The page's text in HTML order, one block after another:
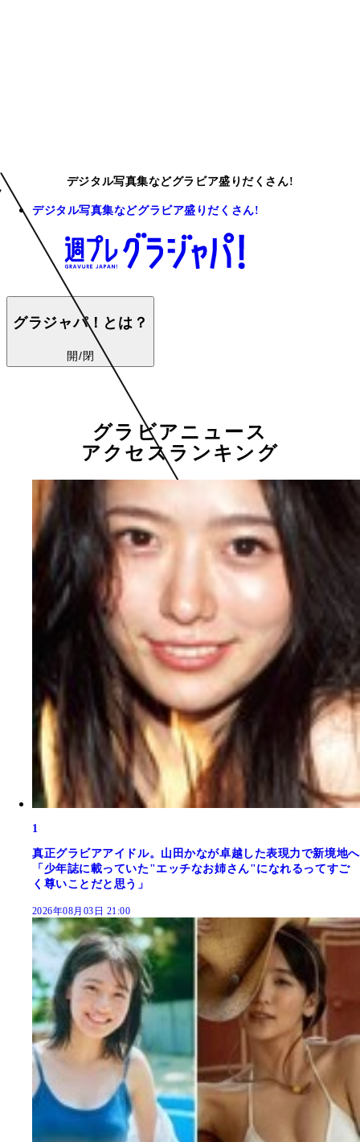
デジタル写真集などグラビア盛りだくさん!
デジタル写真集などグラビア盛りだくさん!
グラジャパ！とは？
開/閉
グラビアニュース
アクセスランキング
1
真正グラビアアイドル。山田かなが卓越した表現力で新境地へ
「少年誌に載っていた"エッチなお姉さん"になれるってすご
く尊いことだと思う」
2026年08月03日 21:00